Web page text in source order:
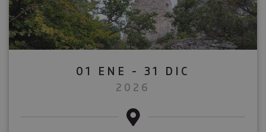
01 ENE - 31 DIC
2026